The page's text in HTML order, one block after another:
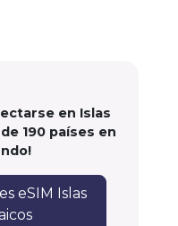
en Islas
190 países en
eSIM Islas